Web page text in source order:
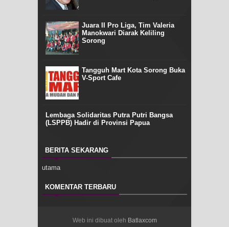
Juara II Pro Liga, Tim Valeria
Manokwari Diarak Keliling
Sorong
Tangguh Mart Kota Sorong Buka
V-Sport Cafe
Lembaga Solidaritas Putra Putri Bangsa
(LSPPB) Hadir di Provinsi Papua
BERITA SEKARANG
utama
KOMENTAR TERBARU
Web ini dibuat oleh Batlaxcom